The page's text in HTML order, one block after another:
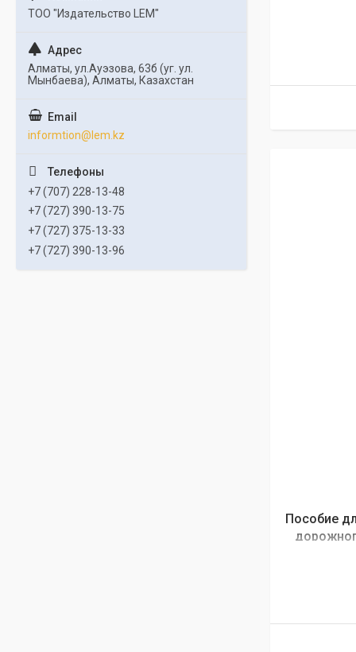
Пособие
ТОО "Издательство LEM"
Алматы, ул.Ауэзова, 63б (уг. ул.
Мынбаева), Алматы, Казахстан
informtion@lem.kz
+7 (707) 228-13-48
+7 (727) 390-13-75
+7 (727) 375-13-33
+7 (727) 390-13-96